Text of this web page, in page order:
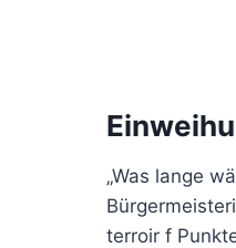
„Was lange
terroir f